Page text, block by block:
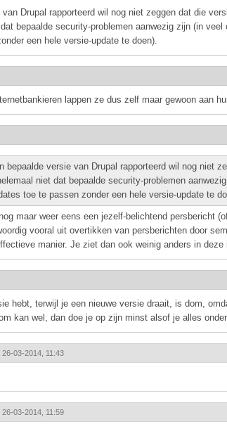
Drupal rapporteerd wil nog niet zeggen dat die
bepaalde security-problemen aanwezig zijn (in
een hele versie-update te doen).
lappen ze dus zelf maar gewoon aan
bepaalde versie van Drupal rapporteerd wil nog niet
niet dat bepaalde security-problemen
toe te passen zonder een hele versie-update te
maar weer eens een jezelf-belichtend persbericht
vooral uit overtikken van persberichten door
manier. Je ziet dan ook weinig anders in deze
hebt, terwijl je een nieuwe versie draait, is dom,
kan wel, dan doe je op zijn minst alsof je alles
26-03-2014, 11:43
26-03-2014, 11:59